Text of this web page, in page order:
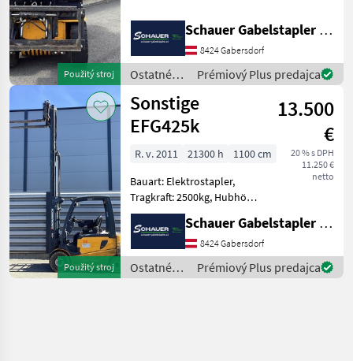
Použitý stroj
10V , Bereifung vorne:
Vollgummi Einfach 60 - 80%
, Bereifung hinten:
Vollgummi Einfac
Schauer Gabelstapler GmbH
8424 Gabersdorf
Ostatné
poľnohospodárske
silové
stroje /
Sonstige
Prémiový Plus predajca
Použitý stroj
Sonstige
EFG425k
13.500
€
20 % s DPH
11.250 €
netto
R. v. 2011 21300 h
1100 cm
Bauart: Elektrostapler,
Tragkraft: 2500kg, Hubhöhe:
4450mm, Bauhöhe:
2060mm, Freihub: 1530mm,
Gabellänge: 1200mm,
Batterie: Hawker PzS Bj.
2017 80V 650Ah , Bereifung
Schauer Gabelstapler GmbH
8424 Gabersdorf
Ostatné
poľnohospodárske
Prémiový Plus predajca